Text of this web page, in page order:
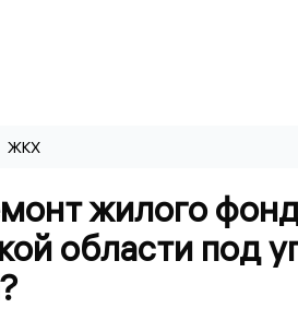
ЖКХ
жилого
области под